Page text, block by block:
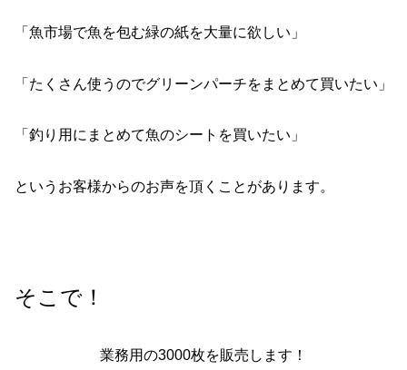
「魚市場で魚を包む緑の紙を大量に欲しい」
「たくさん使うのでグリーンパーチをまとめて買いたい」
「釣り用にまとめて魚のシートを買いたい」
というお客様からのお声を頂くことがあります。
そこで！
業務用の3000枚を販売します！